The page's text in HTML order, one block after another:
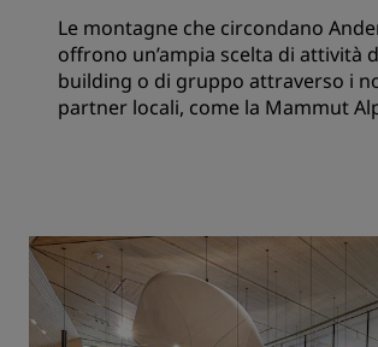
Le montagne che circondano
offrono un’ampia scelta di attività
building o di gruppo attraverso i
partner locali, come la Mammut